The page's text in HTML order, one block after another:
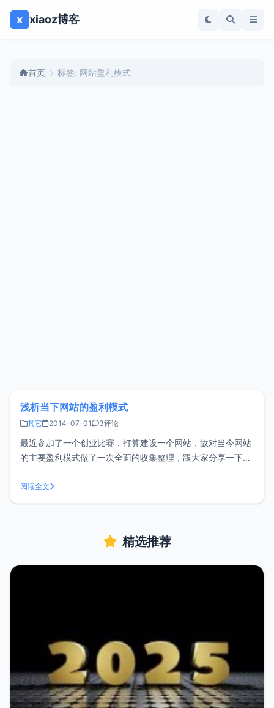
x xiaoz博客
首页 标签: 网站盈利模式
浅析当下网站的盈利模式
其它 2014-07-01 3评论
最近参加了一个创业比赛，打算建设一个网站，故对当今网站
的主要盈利模式做了一次全面的收集整理，跟大家分享一下。
广告横幅、文本链接、多媒体的方法，在互联网刊登或发布广
告，通过网络传递到互联网用户。网络广告具有得天独厚的优
阅读全文
精选推荐